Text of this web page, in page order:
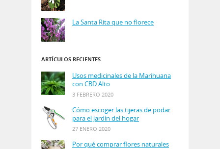
La Santa Rita que no florece
ARTÍCULOS RECIENTES
Usos medicinales de la Marihuana
con CBD Alto
3 FEBRERO 2020
Cómo escoger las tijeras de podar
para el jardín del hogar
27 ENERO 2020
Por qué comprar flores naturales